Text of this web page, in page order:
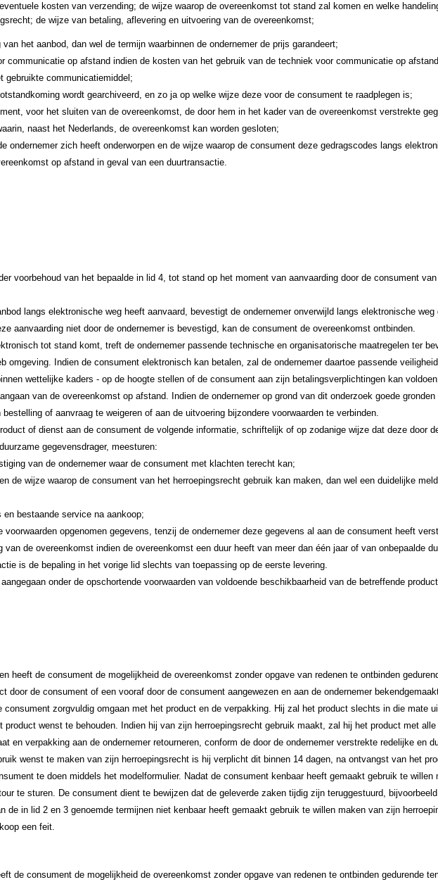
kosten van verzending; de wijze waarop de overeenkomst tot stand zal komen en welke
de wijze van betaling, aflevering en uitvoering van de overeenkomst;
het aanbod, dan wel de termijn waarbinnen de ondernemer de prijs garandeert;
communicatie op afstand indien de kosten van het gebruik van de techniek voor communicatie op
gebruikte communicatiemiddel;
wordt gearchiveerd, en zo ja op welke wijze deze voor de consument te raadplegen is;
voor het sluiten van de overeenkomst, de door hem in het kader van de overeenkomst verstrekte
naast het Nederlands, de overeenkomst kan worden gesloten;
ondernemer zich heeft onderworpen en de wijze waarop de consument deze gedragscodes langs
op afstand in geval van een duurtransactie.
voorbehoud van het bepaalde in lid 4, tot stand op het moment van aanvaarding door de consument
langs elektronische weg heeft aanvaard, bevestigt de ondernemer onverwijld langs elektronische
aanvaarding niet door de ondernemer is bevestigd, kan de consument de overeenkomst ontbinden.
tot stand komt, treft de ondernemer passende technische en organisatorische maatregelen ter
omgeving. Indien de consument elektronisch kan betalen, zal de ondernemer daartoe passende
wettelijke kaders - op de hoogte stellen of de consument aan zijn betalingsverplichtingen kan
van de overeenkomst op afstand. Indien de ondernemer op grond van dit onderzoek goede
of aanvraag te weigeren of aan de uitvoering bijzondere voorwaarden te verbinden.
of dienst aan de consument de volgende informatie, schriftelijk of op zodanige wijze dat deze door
gegevensdrager, meesturen:
van de ondernemer waar de consument met klachten terecht kan;
de wijze waarop de consument van het herroepingsrecht gebruik kan maken, dan wel een duidelijke
bestaande service na aankoop;
opgenomen gegevens, tenzij de ondernemer deze gegevens al aan de consument heeft
van de overeenkomst indien de overeenkomst een duur heeft van meer dan één jaar of van onbepaalde
is de bepaling in het vorige lid slechts van toepassing op de eerste levering.
onder de opschortende voorwaarden van voldoende beschikbaarheid van de betreffende
heeft de consument de mogelijkheid de overeenkomst zonder opgave van redenen te ontbinden
door de consument of een vooraf door de consument aangewezen en aan de ondernemer
consument zorgvuldig omgaan met het product en de verpakking. Hij zal het product slechts in die mate
product wenst te behouden. Indien hij van zijn herroepingsrecht gebruik maakt, zal hij het product met
en verpakking aan de ondernemer retourneren, conform de door de ondernemer verstrekte redelijke en
wenst te maken van zijn herroepingsrecht is hij verplicht dit binnen 14 dagen, na ontvangst van het
te doen middels het modelformulier. Nadat de consument kenbaar heeft gemaakt gebruik te
te sturen. De consument dient te bewijzen dat de geleverde zaken tijdig zijn teruggestuurd,
de in lid 2 en 3 genoemde termijnen niet kenbaar heeft gemaakt gebruik te willen maken van zijn
een feit.
de consument de mogelijkheid de overeenkomst zonder opgave van redenen te ontbinden gedurende